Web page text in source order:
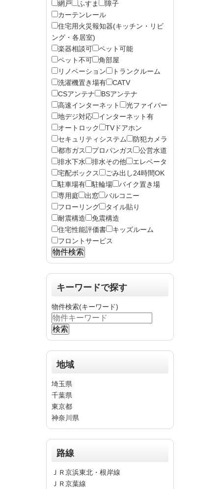
網戸 ふすま
障子
カーテンレール
住宅用火災報知器(キッチン・リビ
ング・各居室)
楽器相談可
ペット可能
ペット不可
角部屋
リノベーション
トランクルーム
洗濯機置き場有
CATV
CSアンテナ
BSアンテナ
高速インターネット
光ファイバー
地デジ対応
インターネット有
オートロック
TVドアホン
セキュリティシステム
防犯カメラ
都市ガス
プロパンガス
公営水道
排水下水
排水その他
エレベータ
宅配ボックス
ごみ出し24時間OK
駐車場有
駐輪場
バイク置き場
専用庭
出窓
バルコニー
フローリング
タイル貼り
耐震構造
免震構造
住宅性能評価書
キッズルーム
フロントサービス
キーワードで探す
物件検索(キーワード)
地域
埼玉県
千葉県
東京都
神奈川県
路線
ＪＲ京浜東北・根岸線
ＪＲ京葉線